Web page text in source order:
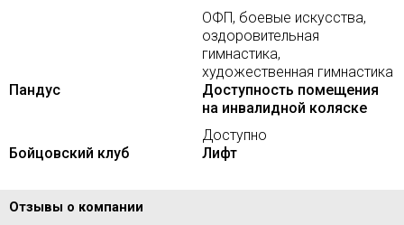
ОФП, боевые искусства,
оздоровительная
гимнастика,
художественная гимнастика
Пандус
Доступность помещения
на инвалидной коляске
Доступно
Бойцовский клуб
Лифт
Отзывы о компании